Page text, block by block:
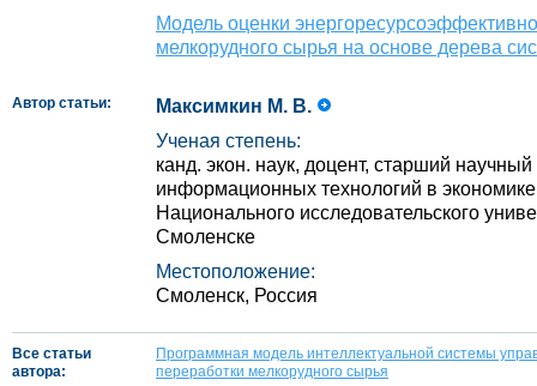
Модель оценки
мелкорудного сырья на основе дерева
Автор статьи:
Максимкин М. В.
Ученая степень:
канд. экон. наук, доцент, старший
информационных технологий в
Национального исследовательского
Смоленске
Местоположение:
Смоленск, Россия
Все статьи
автора:
Программная модель интеллектуальной системы
переработки мелкорудного сырья